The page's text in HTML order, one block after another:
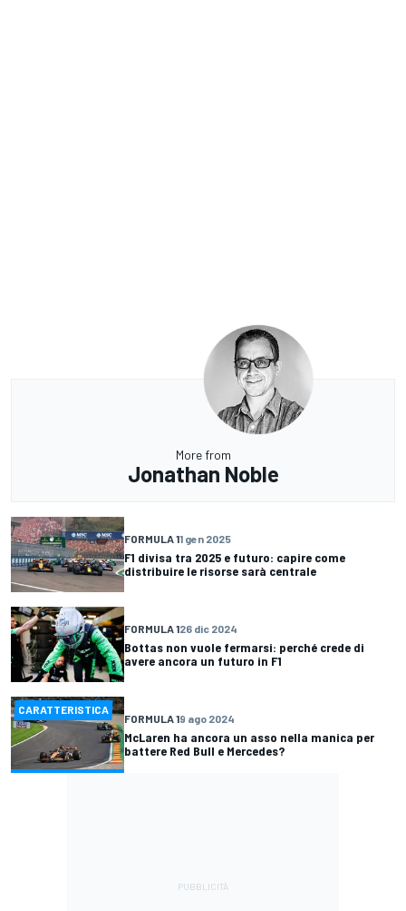
More from
Jonathan Noble
FORMULA 11 gen 2025
F1 divisa tra 2025 e futuro: capire come
distribuire le risorse sarà centrale
FORMULA 126 dic 2024
Bottas non vuole fermarsi: perché crede di
avere ancora un futuro in F1
CARATTERISTICA
FORMULA 19 ago 2024
McLaren ha ancora un asso nella manica per
battere Red Bull e Mercedes?